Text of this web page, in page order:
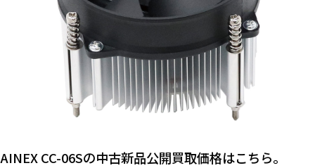
AINEX CC-06Sの中古新品公開買取価格はこちら。